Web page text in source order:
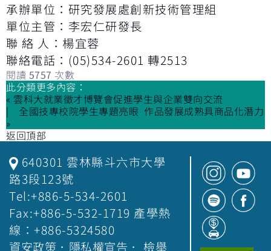
承辦單位：研究發展處創新技術管理組
單位主管：李宏仁研發長
聯 絡 人：楊宜蓉
聯絡電話：(05)534-2601 轉2513
閱讀 5757 次數
此分類更多內容：
« 雲科大就業徵才博覽會促進學生與企業雙向交流
全國技專校院學生專題亮眼 作品發展成熟具商品化潛力
»
返回頂部
640301 雲林縣斗六市大學
路3段123號
Tel:+886-5-534-2601
Fax:+886-5-532-1719 產學熱
線：+886-5324580
資安政策 ． 隱私權宣告 ． 檢舉